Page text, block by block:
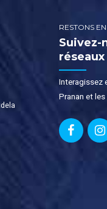
RESTONS
Suivez-
Interagissez
Pranan et